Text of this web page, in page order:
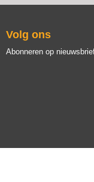
Volg ons
Abonneren op